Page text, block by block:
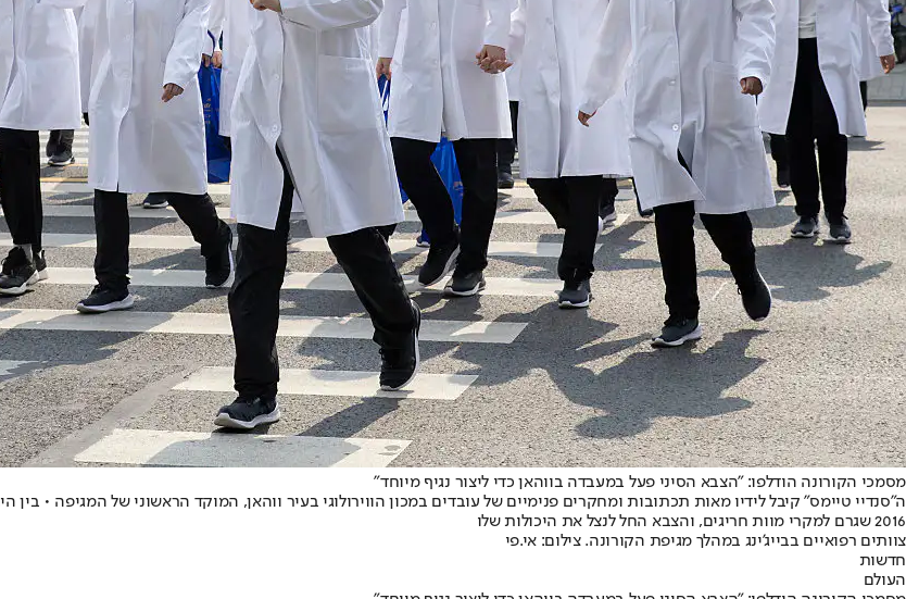
מסמכי הקורונה הודלפו: "הצבא הסיני פעל במעבדה בווהאן כדי ליצור נגיף מיוחד"
ה"סנדיי טיימס" קיבל לידיו מאות תכתובות ומחקרים פנימיים של עובדים במכון הווירולוגי בעיר ווהאן, המוקד הראשוני של המגיפה •
2016 שגרם למקרי מוות חריגים, והצבא החל לנצל את היכולות שלו
צוותים רפואיים בבייג'ינג במהלך מגיפת הקורונה. צילום: אי.פי
חדשות
העולם